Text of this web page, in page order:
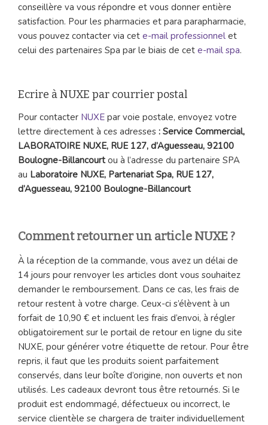
conseillère va vous répondre et vous donner entière
satisfaction. Pour les pharmacies et para parapharmacie,
vous pouvez contacter via cet e-mail professionnel et
celui des partenaires Spa par le biais de cet e-mail spa.
Ecrire à NUXE par courrier postal
Pour contacter NUXE par voie postale, envoyez votre
lettre directement à ces adresses : Service Commercial,
LABORATOIRE NUXE, RUE 127, d’Aguesseau, 92100
Boulogne-Billancourtou à l’adresse du partenaire SPA
au Laboratoire NUXE, Partenariat Spa, RUE 127,
d’Aguesseau, 92100 Boulogne-Billancourt
Comment retourner un article NUXE ?
À la réception de la commande, vous avez un délai de
14 jours pour renvoyer les articles dont vous souhaitez
demander le remboursement. Dans ce cas, les frais de
retour restent à votre charge. Ceux-ci s’élèvent à un
forfait de 10,90 € et incluent les frais d’envoi, à régler
obligatoirement sur le portail de retour en ligne du site
NUXE, pour générer votre étiquette de retour. Pour être
repris, il faut que les produits soient parfaitement
conservés, dans leur boîte d’origine, non ouverts et non
utilisés. Les cadeaux devront tous être retournés. Si le
produit est endommagé, défectueux ou incorrect, le
service clientèle se chargera de traiter individuellement